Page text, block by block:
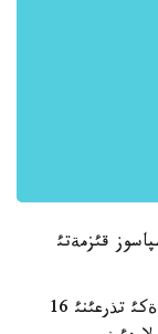
قئزمةتئ
باتئس قازاقستان وبلئسئ جانئبةك اؤدانئنئث ةكئ تذرعئنئ 16